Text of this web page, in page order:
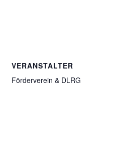
VERANSTALTER
Förderverein & DLRG